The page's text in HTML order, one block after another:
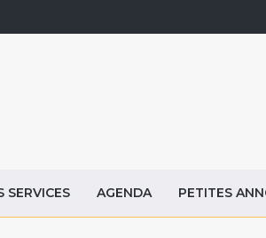
SERVICES AGENDA PETITES